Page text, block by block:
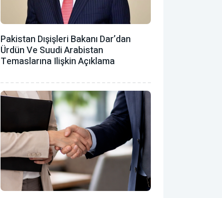
Pakistan Dışişleri Bakanı Dar’dan
Ürdün Ve Suudi Arabistan
Temaslarına Ilişkin Açıklama